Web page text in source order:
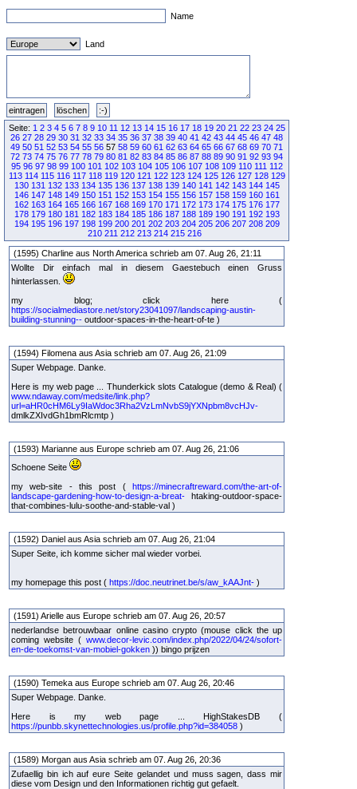
Name
Land
Seite: 1 2 3 4 5 6 7 8 9 10 11 12 13 14 15 16 17 18 19 20 21 22 23 24 25
26 27 28 29 30 31 32 33 34 35 36 37 38 39 40 41 42 43 44 45 46 47 48
49 50 51 52 53 54 55 56 57 58 59 60 61 62 63 64 65 66 67 68 69 70 71
72 73 74 75 76 77 78 79 80 81 82 83 84 85 86 87 88 89 90 91 92 93 94
95 96 97 98 99 100 101 102 103 104 105 106 107 108 109 110 111 112
113 114 115 116 117 118 119 120 121 122 123 124 125 126 127 128 129
130 131 132 133 134 135 136 137 138 139 140 141 142 143 144 145
146 147 148 149 150 151 152 153 154 155 156 157 158 159 160 161
162 163 164 165 166 167 168 169 170 171 172 173 174 175 176 177
178 179 180 181 182 183 184 185 186 187 188 189 190 191 192 193
194 195 196 197 198 199 200 201 202 203 204 205 206 207 208 209
210 211 212 213 214 215 216
(1595) Charline aus North America schrieb am 07. Aug 26, 21:11
Wollte Dir einfach mal in diesem Gaestebuch einen Gruss
hinterlassen.
my blog; click here (
https://socialmediastore.net/story23041097/landscaping-austin-
building-stunning-- outdoor-spaces-in-the-heart-of-te )
(1594) Filomena aus Asia schrieb am 07. Aug 26, 21:09
Super Webpage. Danke.
Here is my web page ... Thunderkick slots Catalogue (demo & Real) (
www.ndaway.com/medsite/link.php?
url=aHR0cHM6Ly9IaWdoc3Rha2VzLmNvbS9jYXNpbm8vcHJv-
dmlkZXIvdGh1bmRlcmtp )
(1593) Marianne aus Europe schrieb am 07. Aug 26, 21:06
Schoene Seite
my web-site - this post ( https://minecraftreward.com/the-art-of-
landscape-gardening-how-to-design-a-breat- htaking-outdoor-space-
that-combines-lulu-soothe-and-stable-val )
(1592) Daniel aus Asia schrieb am 07. Aug 26, 21:04
Super Seite, ich komme sicher mal wieder vorbei.
my homepage this post ( https://doc.neutrinet.be/s/aw_kAAJnt- )
(1591) Arielle aus Europe schrieb am 07. Aug 26, 20:57
nederlandse betrouwbaar online casino crypto (mouse click the up
coming website ( www.decor-levic.com/index.php/2022/04/24/sofort-
en-de-toekomst-van-mobiel-gokken )) bingo prijzen
(1590) Temeka aus Europe schrieb am 07. Aug 26, 20:46
Super Webpage. Danke.
Here is my web page ... HighStakesDB (
https://punbb.skynettechnologies.us/profile.php?id=384058 )
(1589) Morgan aus Asia schrieb am 07. Aug 26, 20:36
Zufaellig bin ich auf eure Seite gelandet und muss sagen, dass mir
diese vom Design und den Informationen richtig gut gefaelt.